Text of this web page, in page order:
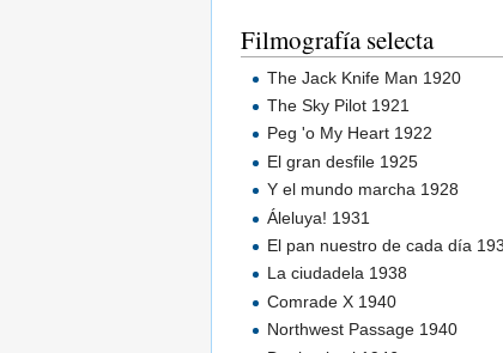
Filmografía selecta
The Jack Knife Man 1920
The Sky Pilot 1921
Peg 'o My Heart 1922
El gran desfile 1925
Y el mundo marcha 1928
Áleluya! 1931
El pan nuestro de cada día
La ciudadela 1938
Comrade X 1940
Northwest Passage 1940